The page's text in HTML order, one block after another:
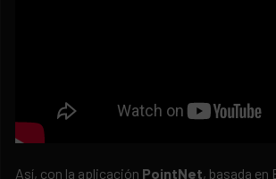
Así, con la aplicación PointNet, basada en